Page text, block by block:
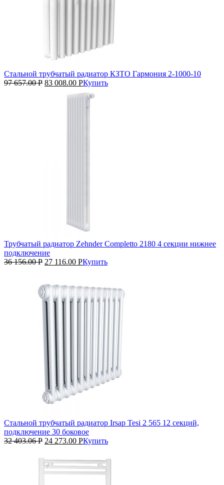
Стальной трубчатый радиатор КЗТО Гармония 2‑1000‑10
97 657.00Р 83 008.00 РКупить
Трубчатый радиатор Zehnder Completto 2180 4 секции нижнее
подключение
36 156.00Р 27 116.00 РКупить
Стальной трубчатый радиатор Irsap Tesi 2 565 12 секций,
подключение 30 боковое
32 403.06Р 24 273.00 РКупить